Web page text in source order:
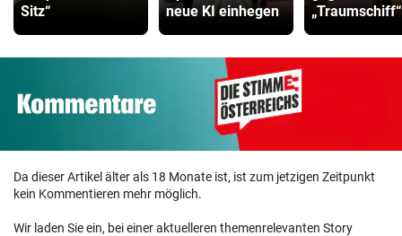
Sitz“
neue KI einhegen
„Traumschiff“
Da dieser Artikel älter als 18 Monate ist, ist zum jetzigen Zeitpunkt
kein Kommentieren mehr möglich.
Wir laden Sie ein, bei einer aktuelleren themenrelevanten Story